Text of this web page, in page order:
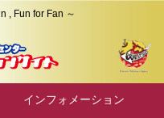
, Fun for Fan ～
インフォメーション